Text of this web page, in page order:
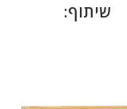
שיתוף: